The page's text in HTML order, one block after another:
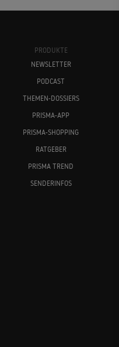
PRODUKTE
NEWSLETTER
PODCAST
THEMEN-DOSSIERS
PRISMA-APP
PRISMA-SHOPPING
RATGEBER
PRISMA TREND
SENDERINFOS